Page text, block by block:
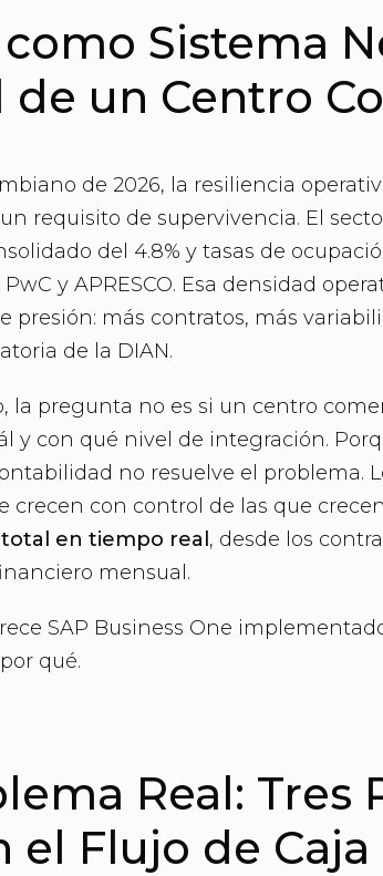
como Sistema
de un Centro
de 2026, la resiliencia
requisito de supervivencia. El
del 4.8% y tasas de
y APRESCO. Esa densidad
presión: más contratos, más
de la DIAN.
la pregunta no es si un centro
y con qué nivel de integración.
no resuelve el problema.
crecen con control de las que
en tiempo real , desde los
mensual.
SAP Business One
qué.
Real: Tres
el Flujo de Caja